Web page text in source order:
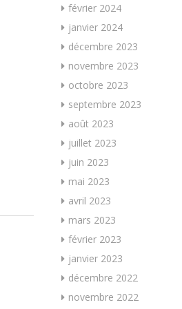
février 2024
janvier 2024
décembre 2023
novembre 2023
octobre 2023
septembre 2023
août 2023
juillet 2023
juin 2023
mai 2023
avril 2023
mars 2023
février 2023
janvier 2023
décembre 2022
novembre 2022